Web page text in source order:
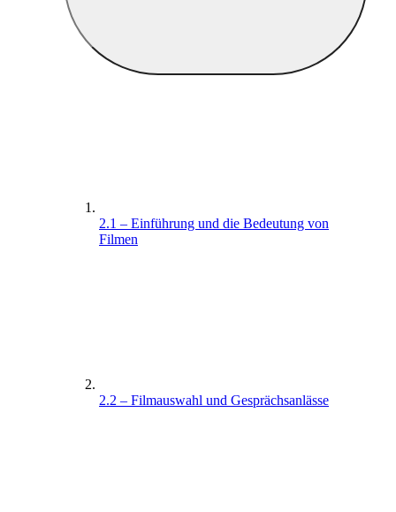
2.1 – Einführung und die Bedeutung von
Filmen
2.2 – Filmauswahl und Gesprächsanlässe